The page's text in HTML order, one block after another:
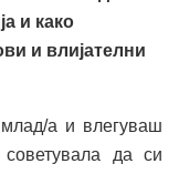
и како
и влијателни
а и влегуваш
да си